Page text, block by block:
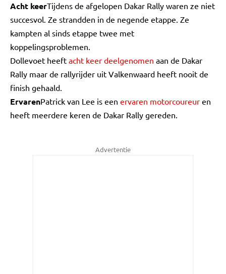
Acht keerTijdens de afgelopen Dakar Rally waren ze niet
succesvol. Ze strandden in de negende etappe. Ze
kampten al sinds etappe twee met
koppelingsproblemen.
Dollevoet heeft acht keer deelgenomen aan de Dakar
Rally maar de rallyrijder uit Valkenwaard heeft nooit de
finish gehaald.
ErvarenPatrick van Lee is een ervaren motorcoureur en
heeft meerdere keren de Dakar Rally gereden.
Advertentie